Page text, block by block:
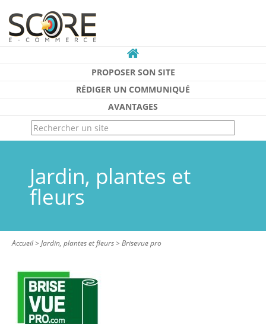
PROPOSER SON SITE
RÉDIGER UN COMMUNIQUÉ
AVANTAGES
Jardin, plantes et
fleurs
Accueil> Jardin, plantes et fleurs> Brisevue pro